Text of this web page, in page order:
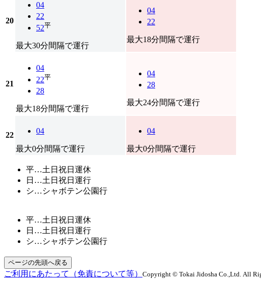
20
04
22
52平
最大30分間隔で運行
04
22
最大18分間隔で運行
21
04
22平
28
最大18分間隔で運行
04
28
最大24分間隔で運行
22 04
最大0分間隔で運行
04
最大0分間隔で運行
平…土日祝日運休
日…土日祝日運行
シ…シャボテン公園行
平…土日祝日運休
日…土日祝日運行
シ…シャボテン公園行
ページの先頭へ戻る
ご利用にあたって（免責について等） Copyright © Tokai Jidosha Co.,Ltd. All